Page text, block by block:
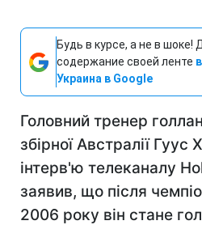
Будь в курсе, а не в шоке!
содержание своей ленте
Украина в Google
Головний тренер
збірної Австралії Гуус
інтерв'ю телеканалу
заявив, що після
2006 року він стане